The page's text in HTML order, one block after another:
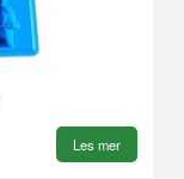
Les mer